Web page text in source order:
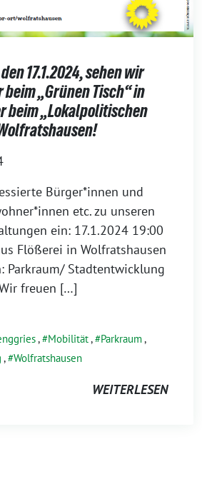
17.1.2024, sehen wir
„Grünen Tisch“ in
beim „Lokalpolitischen
Bürger*innen und
etc. zu unseren
ein: 17.1.2024 19:00
Flößerei in Wolfratshausen
Parkraum/ Stadtentwicklung
freuen […]
, Mobilität, Parkraum,
, Wolfratshausen
WEITERLESEN